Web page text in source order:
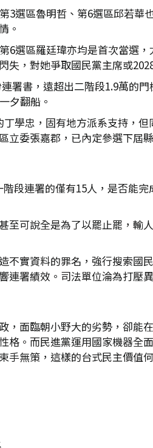
3選區魯明哲、第6選區邱若
。
6選區羅廷瑋亦均是首次當選
，對她爭取國民黨主席或
署書，遠超出二階段1.9萬的
夕翻船。
學忠，固有地方派系支持，
委張嘉郡，已內定參選下屆
段連署的僅有15人，是否能
至可說全是為了以罷止罷，
不實資料的罪名，強行搜索
署績效。司法單位淪為打壓
，面臨朝小野大的劣勢，卻
格。而民進黨運用國家機器
無策，這樣的台式民主價值